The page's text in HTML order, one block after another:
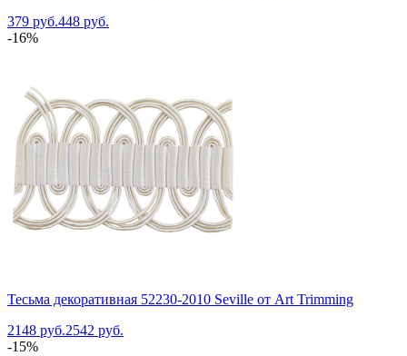
379 руб.448 руб.
-16%
Тесьма декоративная 52230-2010 Seville от Art Trimming
2148 руб.2542 руб.
-15%